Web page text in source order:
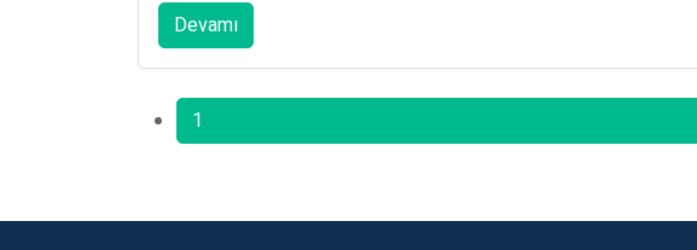
Devamı
1